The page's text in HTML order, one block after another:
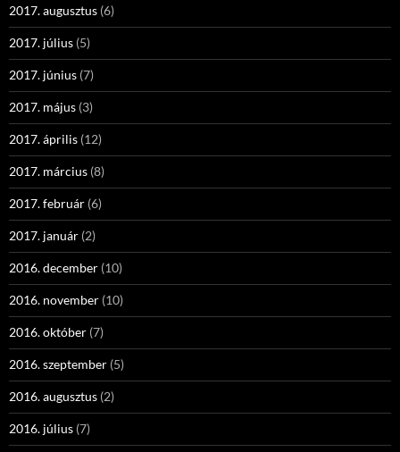
2017. augusztus (6)
2017. július (5)
2017. június (7)
2017. május (3)
2017. április (12)
2017. március (8)
2017. február (6)
2017. január (2)
2016. december (10)
2016. november (10)
2016. október (7)
2016. szeptember (5)
2016. augusztus (2)
2016. július (7)